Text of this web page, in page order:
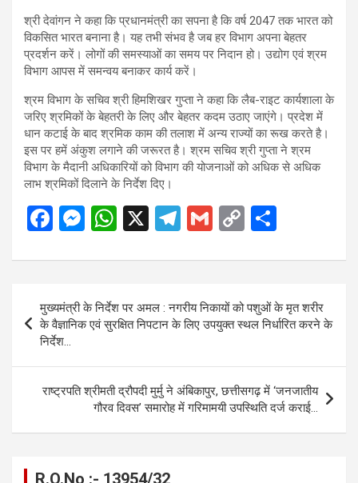
श्री देवांगन ने कहा कि प्रधानमंत्री का सपना है कि वर्ष 2047 तक भारत को
विकसित भारत बनाना है। यह तभी संभव है जब हर विभाग अपना बेहतर
प्रदर्शन करें। लोगों की समस्याओं का समय पर निदान हो। उद्योग एवं श्रम
विभाग आपस में समन्वय बनाकर कार्य करें।
श्रम विभाग के सचिव श्री हिमशिखर गुप्ता ने कहा कि लैब-राइट कार्यशाला के
जरिए श्रमिकों के बेहतरी के लिए और बेहतर कदम उठाए जाएंगे। प्रदेश में
धान कटाई के बाद श्रमिक काम की तलाश में अन्य राज्यों का रूख करते है।
इस पर हमें अंकुश लगाने की जरूरत है। श्रम सचिव श्री गुप्ता ने श्रम
विभाग के मैदानी अधिकारियों को विभाग की योजनाओं को अधिक से अधिक
लाभ श्रमिकों दिलाने के निर्देश दिए।
F
ce
b
o
o
k
M
se
n
g
W
at
A
p
X
T
e
gr
a
G
ail
C
py
n
ar
e
navigation
मुख्यमंत्री के निर्देश पर अमल : नगरीय निकायों को पशुओं के मृत शरीर
के वैज्ञानिक एवं सुरक्षित निपटान के लिए उपयुक्त स्थल निर्धारित करने के
निर्देश…
राष्ट्रपति श्रीमती द्रौपदी मुर्मु ने अंबिकापुर, छत्तीसगढ़ में ‘जनजातीय
गौरव दिवस’ समारोह में गरिमामयी उपस्थिति दर्ज कराई…
R.O.No :- 13954/32